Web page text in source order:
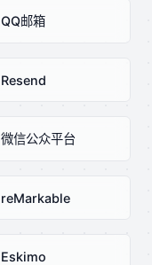
QQ邮箱
Resend
微信公众平台
reMarkable
Eskimo